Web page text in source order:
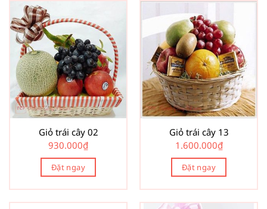
Giỏ trái cây 02
930.000₫
Đặt ngay
Giỏ trái cây 13
1.600.000₫
Đặt ngay